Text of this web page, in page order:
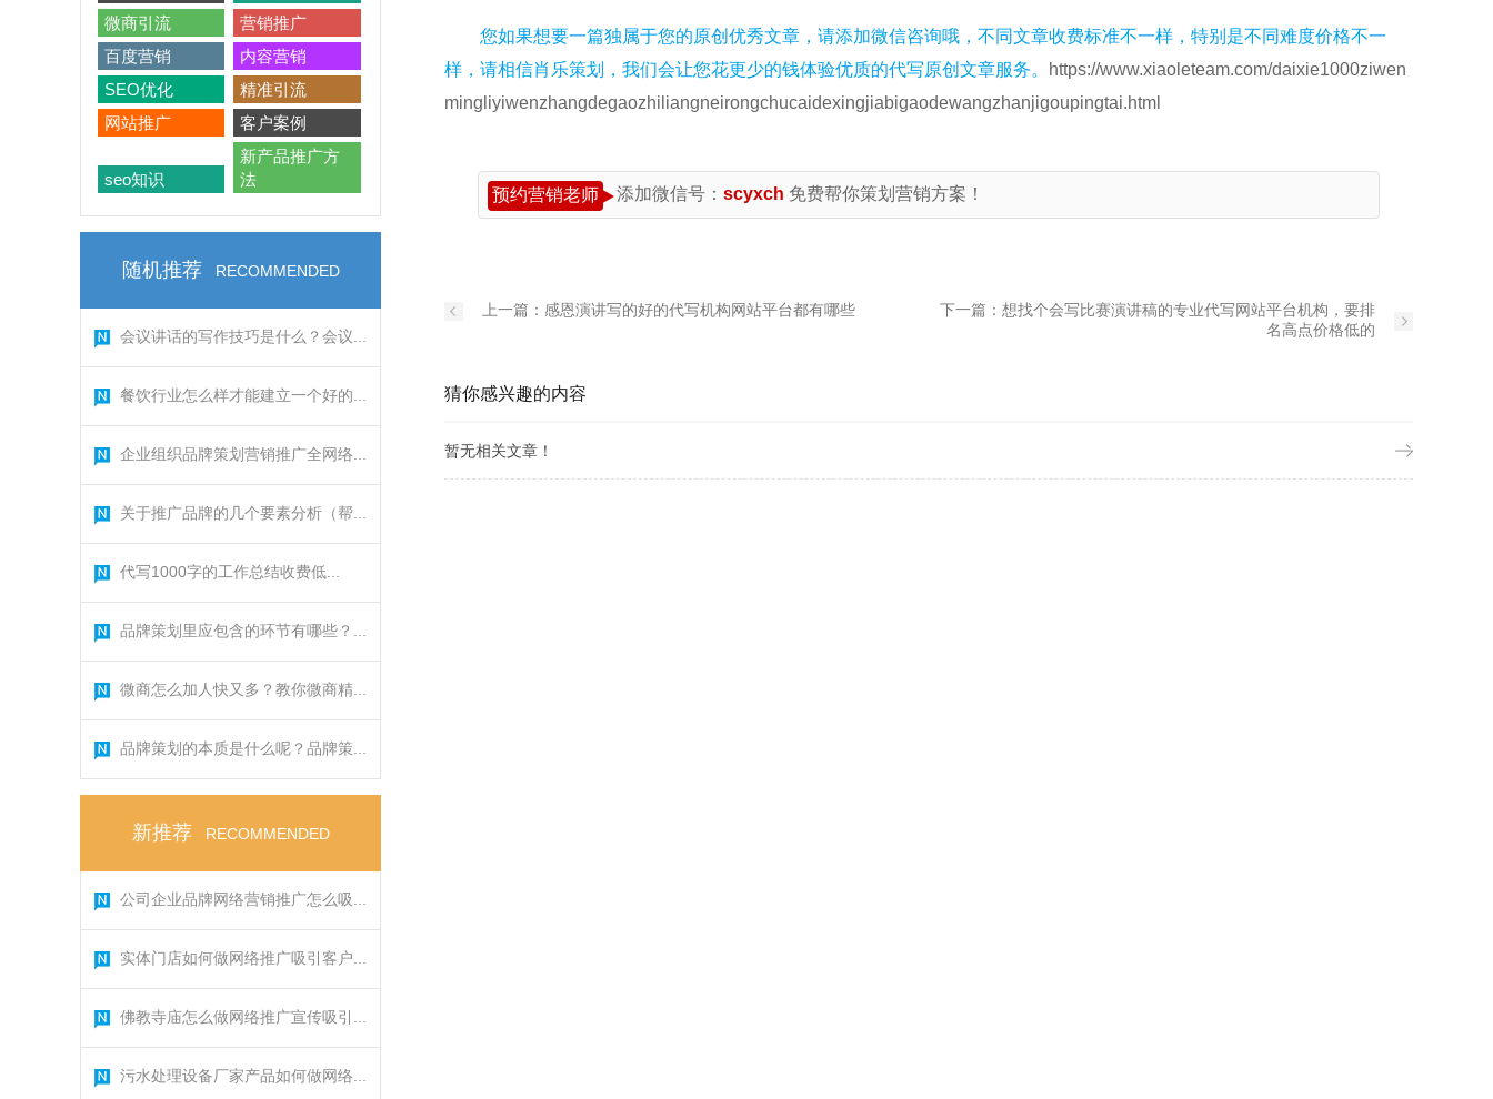
微商引流
营销推广
百度营销
内容营销
SEO优化
精准引流
网站推广
客户案例
seo知识
新产品推广方
法
随机推荐 RECOMMENDED
会议讲话的写作技巧是什么？会议...
餐饮行业怎么样才能建立一个好的...
企业组织品牌策划营销推广全网络...
关于推广品牌的几个要素分析（帮...
代写1000字的工作总结收费低...
品牌策划里应包含的环节有哪些？...
微商怎么加人快又多？教你微商精...
品牌策划的本质是什么呢？品牌策...
新推荐 RECOMMENDED
公司企业品牌网络营销推广怎么吸...
实体门店如何做网络推广吸引客户...
佛教寺庙怎么做网络推广宣传吸引...
污水处理设备厂家产品如何做网络...
您如果想要一篇独属于您的原创优秀文章，请添加微信咨询哦，不同文章收费标准不一样，特别是不同难度价格不一
样，请相信肖乐策划，我们会让您花更少的钱体验优质的代写原创文章服务。
https://www.xiaoleteam.com/daixie1000ziwen
mingliyiwenzhangdegaozhiliangneirongchucaidexingjiabigaodewangzhanjigoupingtai.html
预约营销老师 添加微信号： scyxch 免费帮你策划营销方案！
上一篇： 感恩演讲写的好的代写机构网站平台都有哪些 下一篇： 想找个会写比赛演讲稿的专业代写网站平台机构，要排
名高点价格低的
猜你感兴趣的内容
暂无相关文章！